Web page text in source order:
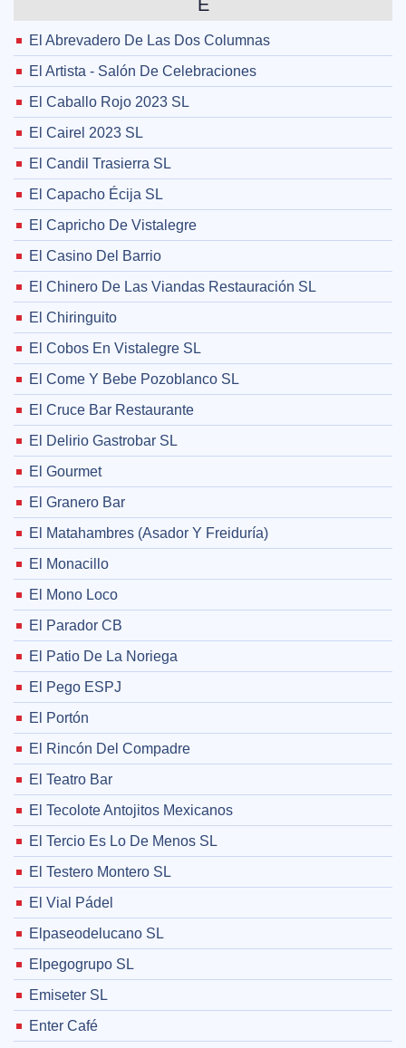
E
El Abrevadero De Las Dos Columnas
El Artista - Salón De Celebraciones
El Caballo Rojo 2023 SL
El Cairel 2023 SL
El Candil Trasierra SL
El Capacho Écija SL
El Capricho De Vistalegre
El Casino Del Barrio
El Chinero De Las Viandas Restauración SL
El Chiringuito
El Cobos En Vistalegre SL
El Come Y Bebe Pozoblanco SL
El Cruce Bar Restaurante
El Delirio Gastrobar SL
El Gourmet
El Granero Bar
El Matahambres (Asador Y Freiduría)
El Monacillo
El Mono Loco
El Parador CB
El Patio De La Noriega
El Pego ESPJ
El Portón
El Rincón Del Compadre
El Teatro Bar
El Tecolote Antojitos Mexicanos
El Tercio Es Lo De Menos SL
El Testero Montero SL
El Vial Pádel
Elpaseodelucano SL
Elpegogrupo SL
Emiseter SL
Enter Café